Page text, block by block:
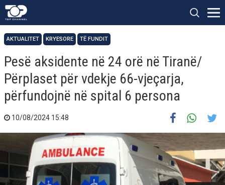
AKTUALITET KRYESORE TË FUNDIT
Pesë aksidente në 24 orë në Tiranë/
Përplaset për vdekje 66-vjeçarja,
përfundojnë në spital 6 persona
10/08/2024 15:48